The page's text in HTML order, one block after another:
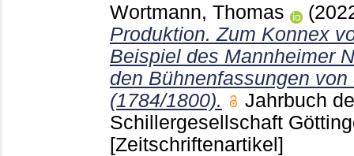
Wortmann, Thomas
Produktion. Zum Konnex
Beispiel des Mannheimer
den Bühnenfassungen
(1784/1800).
Jahrbuch
Schillergesellschaft
[Zeitschriftenartikel]